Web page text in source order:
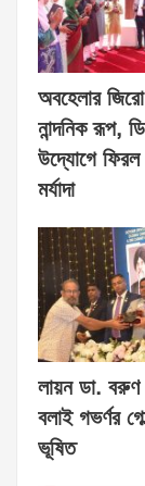
অবহেলার জিরো
নান্দনিক রূপ,
উদ্যোগে ফিরল
মর্যাদা
লায়ন ডা. বরুণ
বলাই গভর্ণর
ভূষিত